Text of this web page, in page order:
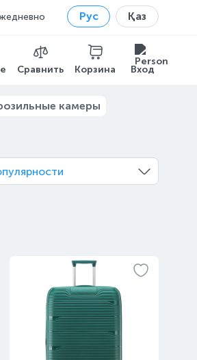
Рус Қаз
Сравнить Корзина Вход
камеры